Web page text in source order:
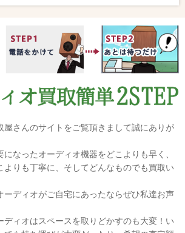
屋さんのサイトをご覧頂きまして誠にありが
なったオーディオ機器をどこよりも早く、
よりも丁寧に、そしてどんなものでも買取い
ーディオがご自宅にあったならぜひ私達お声
ディオはスペースを取りどかすのも大変！い